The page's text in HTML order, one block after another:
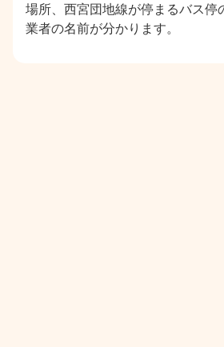
場所、西宮団地線が停まるバス停
業者の名前が分かります。